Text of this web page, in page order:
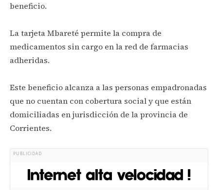
beneficio.
La tarjeta Mbareté permite la compra de
medicamentos sin cargo en la red de farmacias
adheridas.
Este beneficio alcanza a las personas empadronadas
que no cuentan con cobertura social y que están
domiciliadas en jurisdicción de la provincia de
Corrientes.
PUBLICIDAD